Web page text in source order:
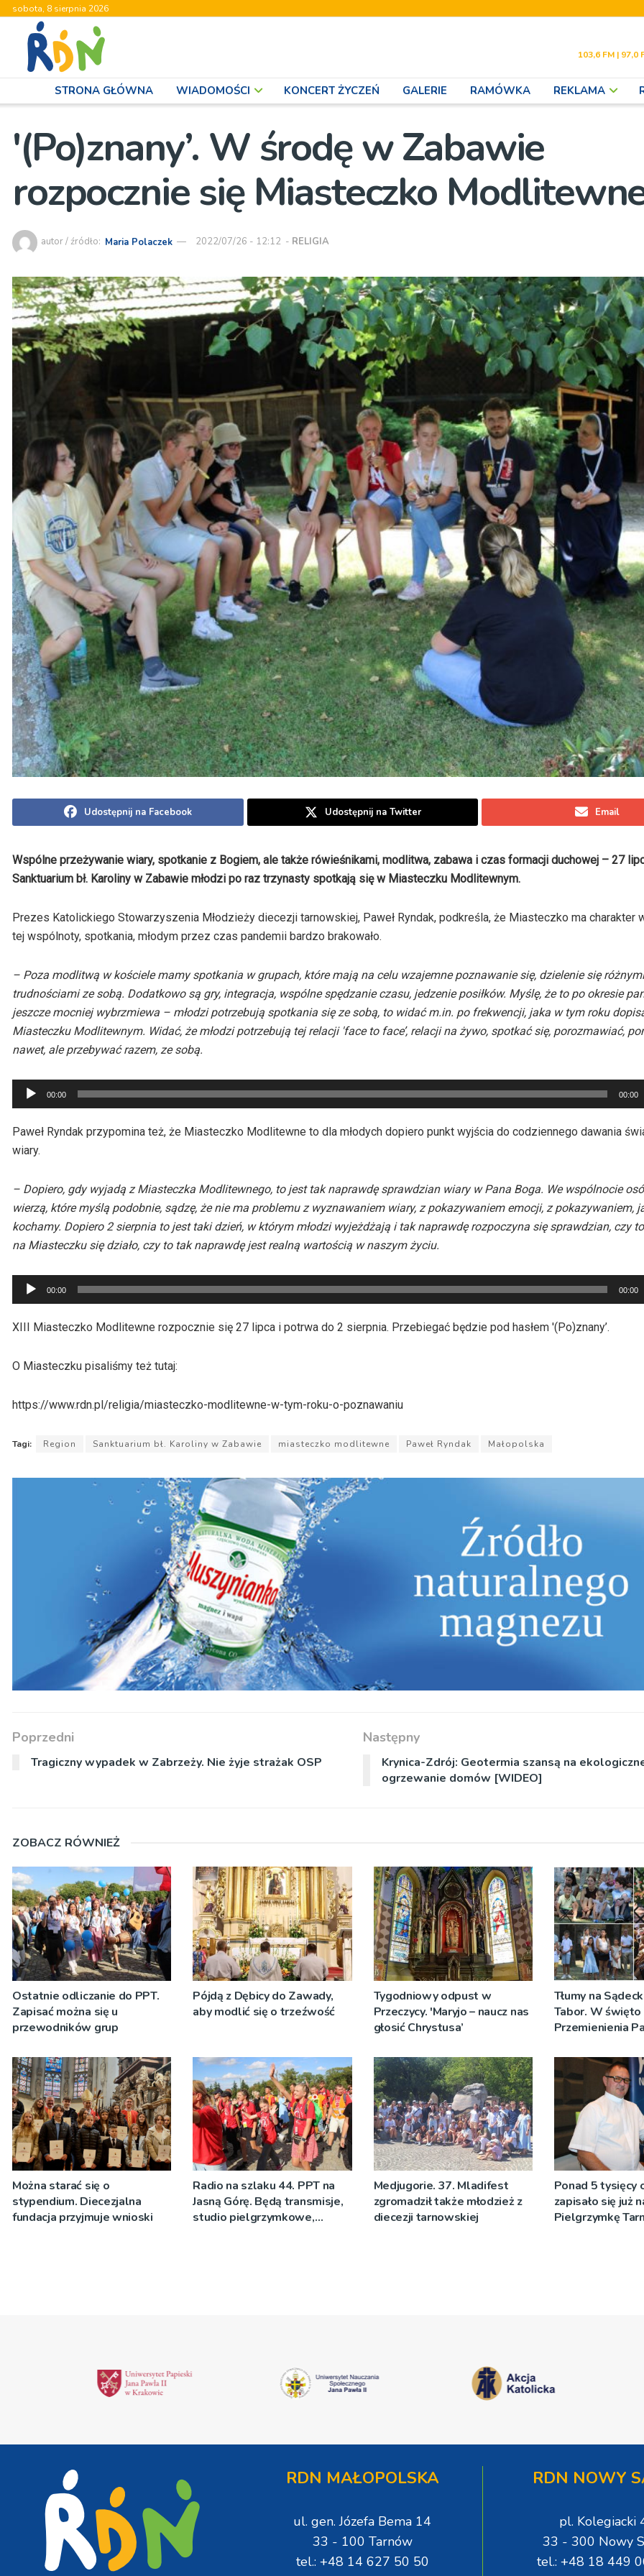
sobota, 8 sierpnia 2026
103,6 FM | 97,0
STRONA GŁÓWNA WIADOMOŚCI KONCERT ŻYCZEŃ GALERIE RAMÓWKA REKLAMA
'(Po)znany’. W środę w Zabawie
rozpocznie się Miasteczko
autor / źródło: Maria Polaczek 2022/07/26 - 12:12 - RELIGIA
Udostępnij na Facebook Udostępnij na Twitter Email
Wspólne przeżywanie wiary, spotkanie z Bogiem, ale także rówieśnikami, modlitwa, zabawa i czas formacji duchowej – 27
Sanktuarium bł. Karoliny w Zabawie młodzi po raz trzynasty spotkają się w Miasteczku Modlitewnym.
Prezes Katolickiego Stowarzyszenia Młodzieży diecezji tarnowskiej, Paweł Ryndak, podkreśla, że Miasteczko ma charakter
tej wspólnoty, spotkania, młodym przez czas pandemii bardzo brakowało.
– Poza modlitwą w kościele mamy spotkania w grupach, które mają na celu wzajemne poznawanie się, dzielenie się różnymi
trudnościami ze sobą. Dodatkowo są gry, integracja, wspólne spędzanie czasu, jedzenie posiłków. Myślę, że to po okresie
jeszcze mocniej wybrzmiewa – młodzi potrzebują spotkania się ze sobą, to widać m.in. po frekwencji, jaka w tym roku
Miasteczku Modlitewnym. Widać, że młodzi potrzebują tej relacji 'face to face’, relacji na żywo, spotkać się, porozmawiać,
nawet, ale przebywać razem, ze sobą.
Odtwarzacz
plików
dźwiękowych
00:00 00:00
Paweł Ryndak przypomina też, że Miasteczko Modlitewne to dla młodych dopiero punkt wyjścia do codziennego dawania
wiary.
– Dopiero, gdy wyjadą z Miasteczka Modlitewnego, to jest tak naprawdę sprawdzian wiary w Pana Boga. We wspólnocie
wierzą, które myślą podobnie, sądzę, że nie ma problemu z wyznawaniem wiary, z pokazywaniem emocji, z pokazywaniem,
kochamy. Dopiero 2 sierpnia to jest taki dzień, w którym młodzi wyjeżdżają i tak naprawdę rozpoczyna się sprawdzian, czy
na Miasteczku się działo, czy to tak naprawdę jest realną wartością w naszym życiu.
Odtwarzacz
plików
dźwiękowych
00:00 00:00
XIII Miasteczko Modlitewne rozpocznie się 27 lipca i potrwa do 2 sierpnia. Przebiegać będzie pod hasłem '(Po)znany’.
O Miasteczku pisaliśmy też tutaj:
https://www.rdn.pl/religia/miasteczko-modlitewne-w-tym-roku-o-poznawaniu
Tagi: Region Sanktuarium bł. Karoliny w Zabawie miasteczko modlitewne Paweł Ryndak Małopolska
Poprzedni
Tragiczny wypadek w Zabrzeży. Nie żyje strażak OSP
Następny
Krynica-Zdrój: Geotermia szansą na
ogrzewanie domów [WIDEO]
ZOBACZ RÓWNIEŻ
Ostatnie odliczanie do PPT.
Zapisać można się u
przewodników grup
Pójdą z Dębicy do Zawady,
aby modlić się o trzeźwość
Tygodniowy odpust w
Przeczycy. 'Maryjo – naucz nas
głosić Chrystusa’
Tłumy na
Tabor. W święto
Przemienienia
Sakramentów
Można starać się o
stypendium. Diecezjalna
fundacja przyjmuje wnioski
Radio na szlaku 44. PPT na
Jasną Górę. Będą transmisje,
studio pielgrzymkowe,
Medjugorie. 37. Mladifest
zgromadził także młodzież z
diecezji tarnowskiej
Ponad 5 tysięcy
zapisało się już
Pielgrzymkę
RDN MAŁOPOLSKA
ul. gen. Józefa Bema 14
33 - 100 Tarnów
tel.: +48 14 627 50 50
RDN NOWY
pl. Kolegiacki
33 - 300 Nowy
tel.: +48 18 449